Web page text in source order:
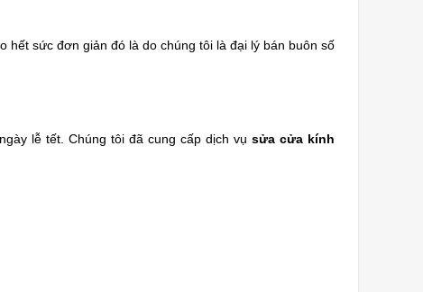
sức đơn giản đó là do chúng tôi là đại lý bán buôn số
lễ tết. Chúng tôi đã cung cấp dịch vụsửa cửa kính